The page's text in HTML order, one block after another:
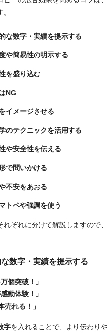
な数字・実績を提示する
や簡易性の明示する
を盛り込む
NG
イメージさせる
のテクニックを活用する
や安全性を伝える
で問いかける
不安をあおる
トペや強調を使う
れぞれに分けて解説しますので
な数字・実績を提示する
個突破！」
動体験！」
売れる！」
字を入れることで、より伝わり